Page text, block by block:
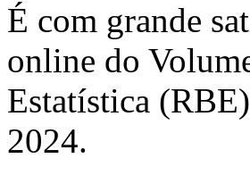
É com grande
online do
Estatística
2024.